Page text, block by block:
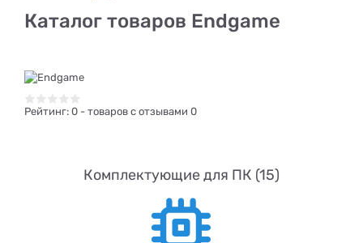
Каталог товаров Endgame
Рейтинг: 0 - товаров с отзывами 0
Комплектующие для ПК (15)